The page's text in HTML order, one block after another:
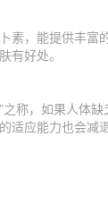
素，能提供丰富
有好处。
之称，如果人体
适应能力也会减